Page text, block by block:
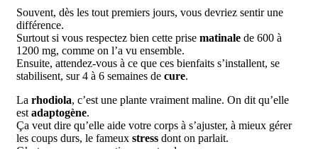
Souvent, dès les tout premiers jours, vous devriez sentir une
différence.
Surtout si vous respectez bien cette prise matinale de 600 à
1200 mg, comme on l’a vu ensemble.
Ensuite, attendez-vous à ce que ces bienfaits s’installent, se
stabilisent, sur 4 à 6 semaines de cure.
La rhodiola, c’est une plante vraiment maline. On dit qu’elle
estadaptogène.
Ça veut dire qu’elle aide votre corps à s’ajuster, à mieux gérer
les coups durs, le fameux stress dont on parlait.